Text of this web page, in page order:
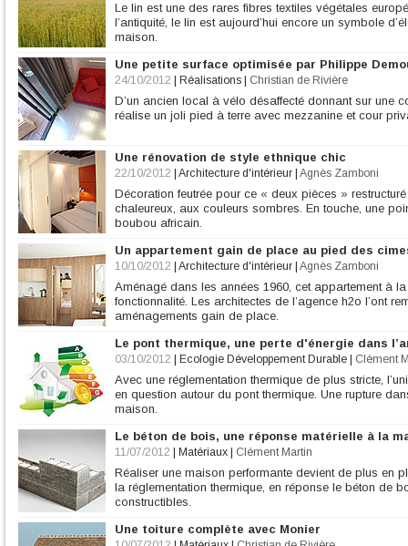
Le lin est une des rares fibres textiles végétales
l’antiquité, le lin est aujourd’hui encore un symbole
maison.
Une petite surface optimisée par Philippe
24/10/2012 Réalisations Christian de Rivière
D’un ancien local à vélo désaffecté donnant sur une
réalise un joli pied à terre avec mezzanine et cour
Une rénovation de style ethnique chic
22/10/2012 Architecture d'intérieur Agnès Zamboni
Décoration feutrée pour ce « deux pièces »
chaleureux, aux couleurs sombres. En touche, une
boubou africain.
Un appartement gain de place au pied des
10/10/2012 Architecture d'intérieur Agnès Zamboni
Aménagé dans les années 1960, cet appartement à
fonctionnalité. Les architectes de l’agence h2o l’ont
aménagements gain de place.
Le pont thermique, une perte d'énergie dans
03/10/2012 Ecologie Développement Durable Clément
Avec une réglementation thermique de plus stricte,
en question autour du pont thermique. Une rupture
maison.
Le béton de bois, une réponse matérielle à la
11/07/2012 Matériaux Clément Martin
Réaliser une maison performante devient de plus en
la réglementation thermique, en réponse le béton de
constructibles.
Une toiture complète avec Monier